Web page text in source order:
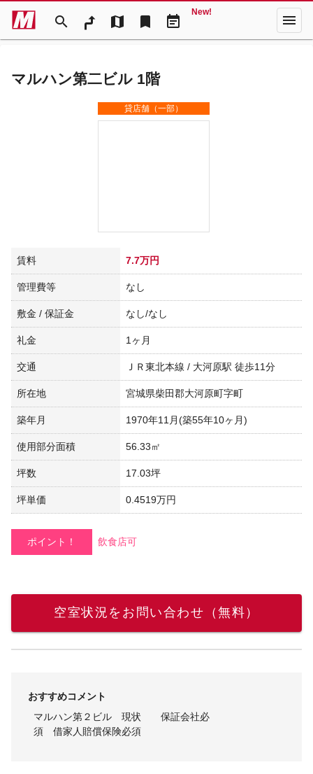
search map bookmark event_note
New! menu
マルハン第二ビル 1階
貸店舗（一部）
賃料 7.7万円
管理費等 なし
敷金 / 保証金 なし/なし
礼金 1ヶ月
交通 ＪＲ東北本線 / 大河原駅 徒歩11分
所在地 宮城県柴田郡大河原町字町
築年月 1970年11月(築55年10ヶ月)
使用部分面積 56.33㎡
坪数 17.03坪
坪単価 0.4519万円
ポイント！ 飲食店可
空室状況をお問い合わせ（無料）
おすすめコメント
マルハン第２ビル 現状 保証会社必
須 借家人賠償保険必須